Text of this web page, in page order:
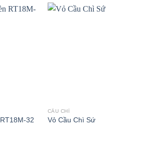
32
CẦU CHÌ
Vỏ Cầu Chì Sứ